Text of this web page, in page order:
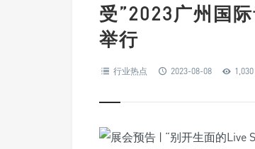
受”2023广州国
举行
行业热点 2023-08-08 1,030